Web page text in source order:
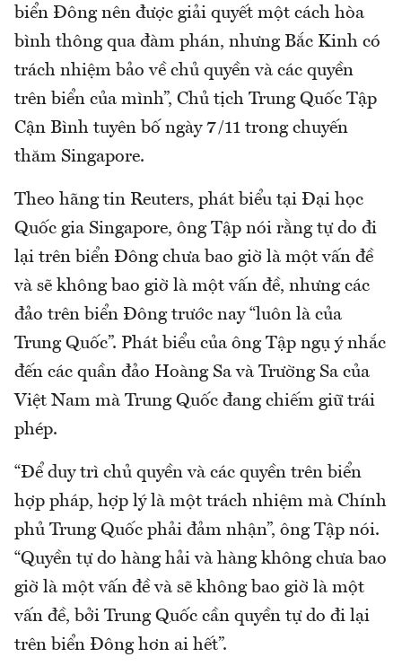
biển Đông nên được giải quyết một cách hòa
bình thông qua đàm phán, nhưng Bắc Kinh có
trách nhiệm bảo về chủ quyền và các quyền
trên biển của mình”, Chủ tịch Trung Quốc Tập
Cận Bình tuyên bố ngày 7/11 trong chuyến
thăm Singapore.
Theo hãng tin Reuters, phát biểu tại Đại học
Quốc gia Singapore, ông Tập nói rằng tự do đi
lại trên biển Đông chưa bao giờ là một vấn đề
và sẽ không bao giờ là một vấn đề, nhưng các
đảo trên biển Đông trước nay “luôn là của
Trung Quốc”. Phát biểu của ông Tập ngụ ý nhắc
đến các quần đảo Hoàng Sa và Trường Sa của
Việt Nam mà Trung Quốc đang chiếm giữ trái
phép.
“Để duy trì chủ quyền và các quyền trên biển
hợp pháp, hợp lý là một trách nhiệm mà Chính
phủ Trung Quốc phải đảm nhận”, ông Tập nói.
“Quyền tự do hàng hải và hàng không chưa bao
giờ là một vấn đề và sẽ không bao giờ là một
vấn đề, bởi Trung Quốc cần quyền tự do đi lại
trên biển Đông hơn ai hết”.